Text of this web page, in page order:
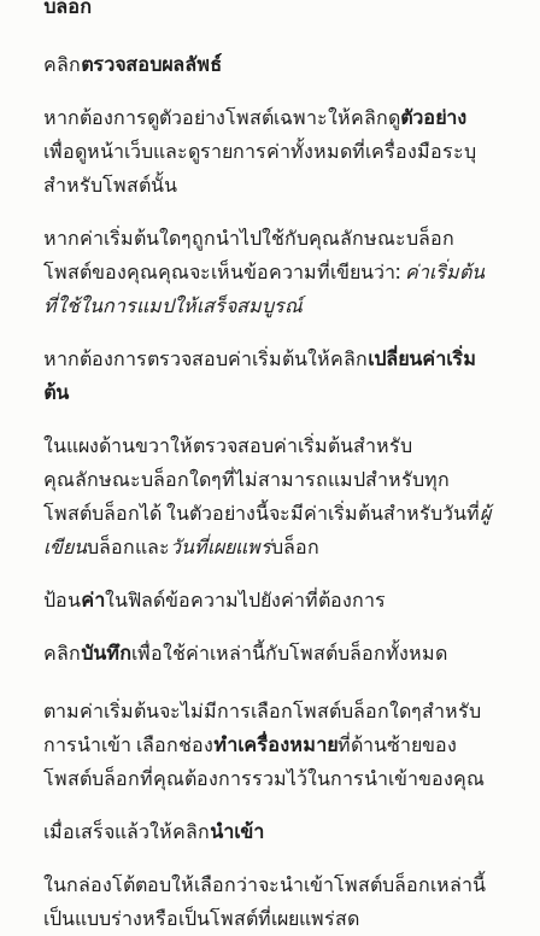
บล็อก
คลิกตรวจสอบผลลัพธ์
หากต้องการดูตัวอย่างโพสต์เฉพาะให้คลิกดูตัวอย่าง
เพื่อดูหน้าเว็บและดูรายการค่าทั้งหมดที่เครื่องมือระบุ
สำหรับโพสต์นั้น
หากค่าเริ่มต้นใดๆถูกนำไปใช้กับคุณลักษณะบล็อก
โพสต์ของคุณคุณจะเห็นข้อความที่เขียนว่า: ค่าเริ่มต้น
ที่ใช้ในการแมปให้เสร็จสมบูรณ์
หากต้องการตรวจสอบค่าเริ่มต้นให้คลิกเปลี่ยนค่าเริ่ม
ต้น
ในแผงด้านขวาให้ตรวจสอบค่าเริ่มต้นสำหรับ
คุณลักษณะบล็อกใดๆที่ไม่สามารถแมปสำหรับทุก
โพสต์บล็อกได้ ในตัวอย่างนี้จะมีค่าเริ่มต้นสำหรับวันที่ผู้
เขียนบล็อกและ วันที่เผยแพร่บล็อก
ป้อนค่าในฟิลด์ข้อความไปยังค่าที่ต้องการ
คลิกบันทึกเพื่อใช้ค่าเหล่านี้กับโพสต์บล็อกทั้งหมด
ตามค่าเริ่มต้นจะไม่มีการเลือกโพสต์บล็อกใดๆสำหรับ
การนำเข้า เลือกช่องทำเครื่องหมายที่ด้านซ้ายของ
โพสต์บล็อกที่คุณต้องการรวมไว้ในการนำเข้าของคุณ
เมื่อเสร็จแล้วให้คลิกนำเข้า
ในกล่องโต้ตอบให้เลือกว่าจะนำเข้าโพสต์บล็อกเหล่านี้
เป็นแบบร่างหรือเป็นโพสต์ที่เผยแพร่สด